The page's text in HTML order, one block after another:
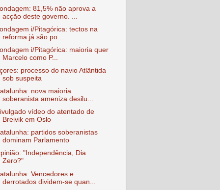
81,5% não aprova a
acção deste governo. ...
i/Pitagórica: tectos na
reforma já são po...
i/Pitagórica: maioria quer
Marcelo como P...
processo do navio Atlântida
sob suspeita
nova maioria
soberanista ameniza desilu...
vídeo do atentado de
Breivik em Oslo
partidos soberanistas
dominam Parlamento
"Independência, Dia
Zero?"
Vencedores e
derrotados dividem-se quan...